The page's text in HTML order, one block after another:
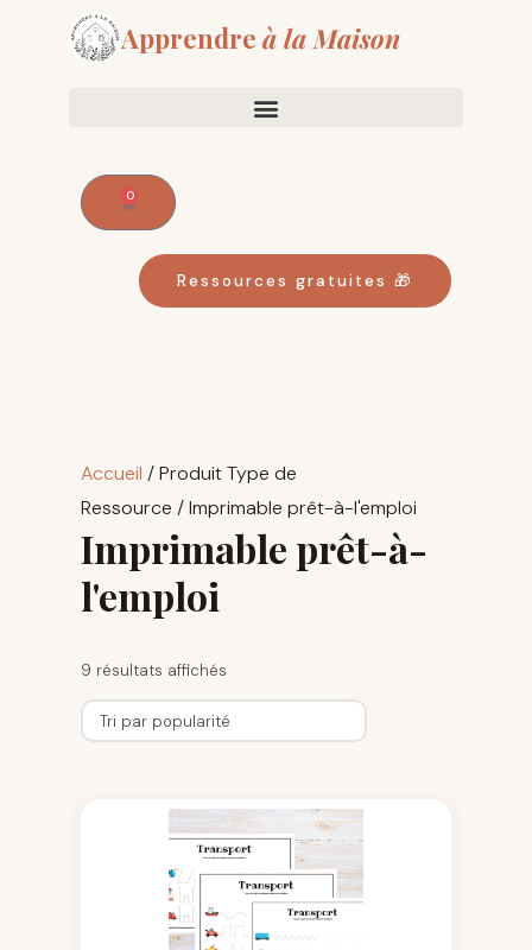
Apprendre à la Maison
0
Panier
Ressources gratuites 🎁
Accueil / Produit Type de
Ressource / Imprimable prêt-à-l'emploi
Imprimable prêt-à-
l'emploi
9 résultats affichés
popularité